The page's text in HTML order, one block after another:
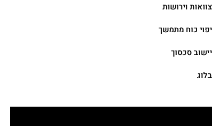
צוואות וירושות
יפוי כוח מתמשך
יישוב סכסוך
בלוג